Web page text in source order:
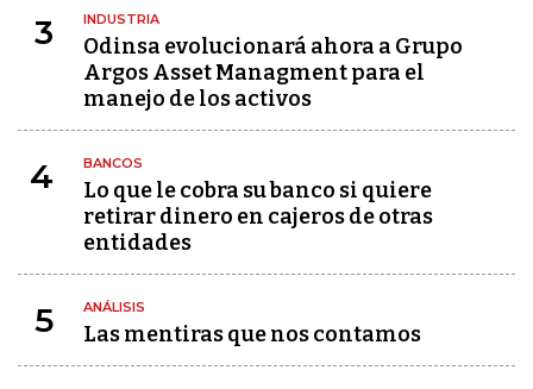
3 INDUSTRIA
Odinsa evolucionará ahora a Grupo
Argos Asset Managment para el
manejo de los activos
4 BANCOS
Lo que le cobra su banco si quiere
retirar dinero en cajeros de otras
entidades
5 ANÁLISIS
Las mentiras que nos contamos